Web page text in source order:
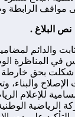
مواقف الرابطة
نص البلاغ .
والدائم
في المناظرة
والتي شكلت بحق
والبناء،
للإعلام
الرياضية